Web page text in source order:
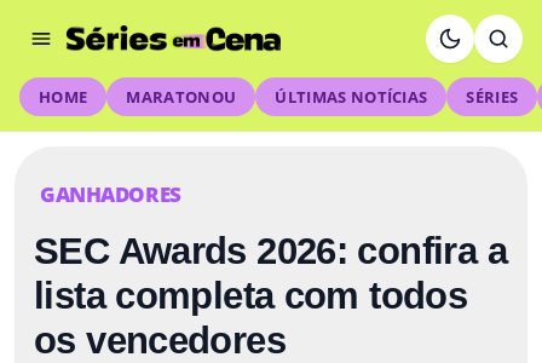
HOME MARATONOU ÚLTIMAS NOTÍCIAS SÉRIES
GANHADORES
SEC Awards 2026: confira a
lista completa com todos
os vencedores